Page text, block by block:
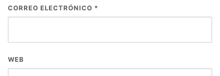
CORREO ELECTRÓNICO *
WEB